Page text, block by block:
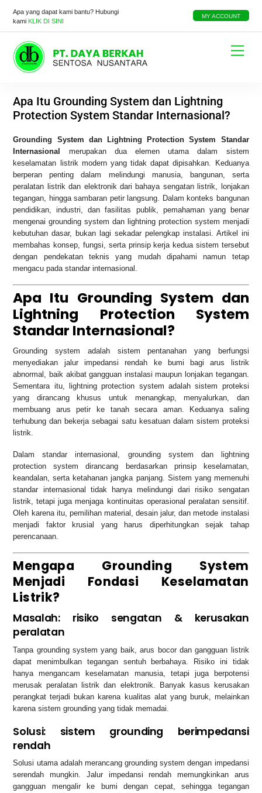
Apa yang dapat kami bantu? Hubungi
kamiKLIK DI SINI
MY ACCOUNT
Menu
Apa Itu Grounding System dan Lightning
Protection System Standar Internasional?
Grounding System dan Lightning Protection System Standar
Internasional
merupakan dua elemen utama dalam sistem
keselamatan listrik modern yang tidak dapat dipisahkan. Keduanya
berperan penting dalam melindungi manusia, bangunan, serta
peralatan listrik dan elektronik dari bahaya sengatan listrik, lonjakan
tegangan, hingga sambaran petir langsung. Dalam konteks bangunan
pendidikan, industri, dan fasilitas publik, pemahaman yang benar
mengenai grounding system dan lightning protection system menjadi
kebutuhan dasar, bukan lagi sekadar pelengkap instalasi. Artikel ini
membahas konsep, fungsi, serta prinsip kerja kedua sistem tersebut
dengan pendekatan teknis yang mudah dipahami namun tetap
mengacu pada standar internasional.
Apa Itu Grounding System dan
Lightning Protection System
Standar Internasional?
Grounding system adalah sistem pentanahan yang berfungsi
menyediakan jalur impedansi rendah ke bumi bagi arus listrik
abnormal, baik akibat gangguan instalasi maupun lonjakan tegangan.
Sementara itu, lightning protection system adalah sistem proteksi
yang dirancang khusus untuk menangkap, menyalurkan, dan
membuang arus petir ke tanah secara aman. Keduanya saling
terhubung dan bekerja sebagai satu kesatuan dalam sistem proteksi
listrik.
Dalam standar internasional, grounding system dan lightning
protection system dirancang berdasarkan prinsip keselamatan,
keandalan, serta ketahanan jangka panjang. Sistem yang memenuhi
standar internasional tidak hanya melindungi dari risiko sengatan
listrik, tetapi juga menjaga kontinuitas operasional peralatan sensitif.
Oleh karena itu, pemilihan material, desain jalur, dan metode instalasi
menjadi faktor krusial yang harus diperhitungkan sejak tahap
perencanaan.
Mengapa Grounding System
Menjadi Fondasi Keselamatan
Listrik?
Masalah: risiko sengatan & kerusakan
peralatan
Tanpa grounding system yang baik, arus bocor dan gangguan listrik
dapat menimbulkan tegangan sentuh berbahaya. Risiko ini tidak
hanya mengancam keselamatan manusia, tetapi juga berpotensi
merusak peralatan listrik dan elektronik. Banyak kasus kerusakan
perangkat terjadi bukan karena kualitas alat yang buruk, melainkan
karena sistem grounding yang tidak memadai.
Solusi: sistem grounding berimpedansi
rendah
Solusi utama adalah merancang grounding system dengan impedansi
serendah mungkin. Jalur impedansi rendah memungkinkan arus
gangguan mengalir ke bumi dengan cepat, sehingga tegangan